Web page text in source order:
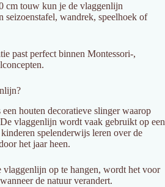
cm touw kun je de vlaggenlijn
seizoenstafel, wandrek, speelhoek of
past perfect binnen Montessori-,
.
een houten decoratieve slingerwaarop
De vlaggenlijn wordt vaak gebruikt op een
kinderen spelenderwijs leren overde
het jaarheen.
vlaggenlijn op te hangen, wordt het voor
wanneerde natuurverandert.